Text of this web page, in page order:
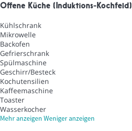
Offene Küche (Induktions-Kochfeld)
Kühlschrank
Mikrowelle
Backofen
Gefrierschrank
Spülmaschine
Geschirr/Besteck
Kochutensilien
Kaffeemaschine
Toaster
Wasserkocher
Mehr anzeigen Weniger anzeigen